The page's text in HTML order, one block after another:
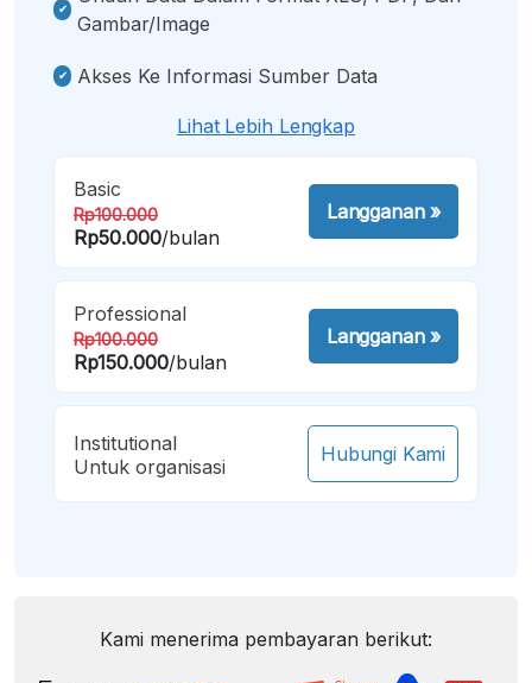
Gambar/image
Akses Ke Informasi Sumber Data
Lihat Lebih Lengkap
Basic
Rp100.000
Rp50.000/bulan
Langganan»
Professional
Rp100.000
Rp150.000/bulan
Langganan»
Institutional
Untuk organisasi
Hubungi Kami
Kami menerima pembayaran berikut: